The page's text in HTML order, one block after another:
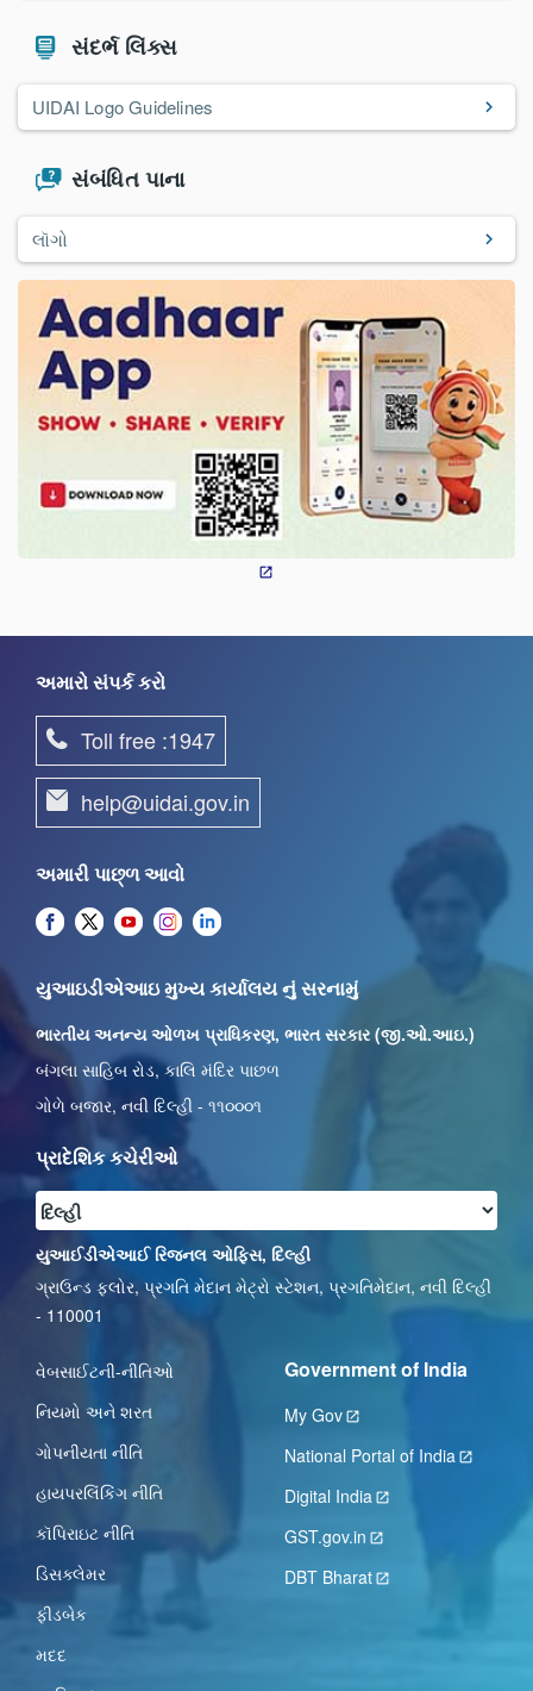
સંદર્ભ લિંક્સ
UIDAI Logo Guidelines
સંબંધિત પાના
લૉગો
અમારો સંપર્ક કરો
Toll free :1947
help@uidai.gov.in
અમારી પાછ્ળ આવો
યુઆઇડીએઆઇ મુખ્ય કાર્યાલય નું સરનામું
ભારતીય અનન્ય ઓળખ પ્રાધિકરણ, ભારત સરકાર (જી.ઓ.આઇ.)
બંગલા સાહિબ રોડ, કાલિ મંદિર પાછળ
ગોળે બજાર, નવી દિલ્હી - ૧૧૦૦૦૧
પ્રાદેશિક કચેરીઓ
યુઆઈડીએઆઈ રિજનલ ઓફિસ, દિલ્હી
ગ્રાઉન્ડ ફ્લોર, પ્રગતિ મેદાન મેટ્રો સ્ટેશન, પ્રગતિમેદાન, નવી દિલ્હી
- 110001
વેબસાઈટની-નીતિઓ
નિયમો અને શરત
ગોપનીયતા નીતિ
હાયપરલિંકિંગ નીતિ
કૉપિરાઇટ નીતિ
ડિસક્લેમર
ફીડબેક
મદદ
Government of India
My Gov
National Portal of India
Digital India
GST.gov.in
DBT Bharat